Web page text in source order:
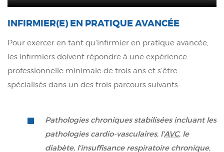
INFIRMIER(E) EN PRATIQUE AVANCÉE
Pour exercer en tant qu'infirmier en pratique avancée,
les infirmiers doivent répondre à une expérience
professionnelle minimale de trois ans et s'être
spécialisés dans un des trois parcours suivants :
Pathologies chroniques stabilisées incluant les
pathologies cardio-vasculaires, l'AVC, le
diabète, l'insuffisance respiratoire chronique,